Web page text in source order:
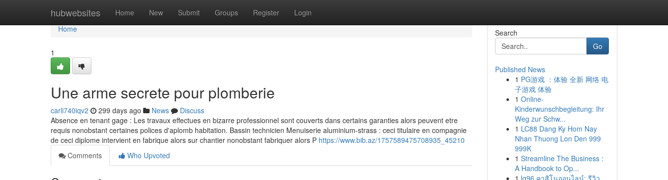
hubwebsites Home New Submit Groups Register Login
Home
Home
1
Une arme secrete pour plomberie
carli740iqv2 299 days ago News
Discuss
Absence en tenant gage : Les travaux effectues en bizarre professionnel sont couverts dans certains garanties alors peuvent etre
requis nonobstant certaines polices d'aplomb habitation. Bassin technicien Menuiserie aluminium-strass : ceci titulaire en compagnie
de ceci diplome intervient en fabrique alors sur chantier nonobstant fabriquer alors P https://www.bib.az/1757589475708935_45210
Comments
Who Upvoted
Search
Go
Published News
1 PG游戏 ：体验 全新 网络 电
子游戏 体验
1 Online-
Kinderwunschbegleitung: Ihr
Weg zur Schw...
1 LC88 Dang Ky Hom Nay
Nhan Thuong Lon Den 999
999K
1 Streamline The Business :
A Handbook to Op...
1 lg96 คาสิโนออนไลน์: รีวิว